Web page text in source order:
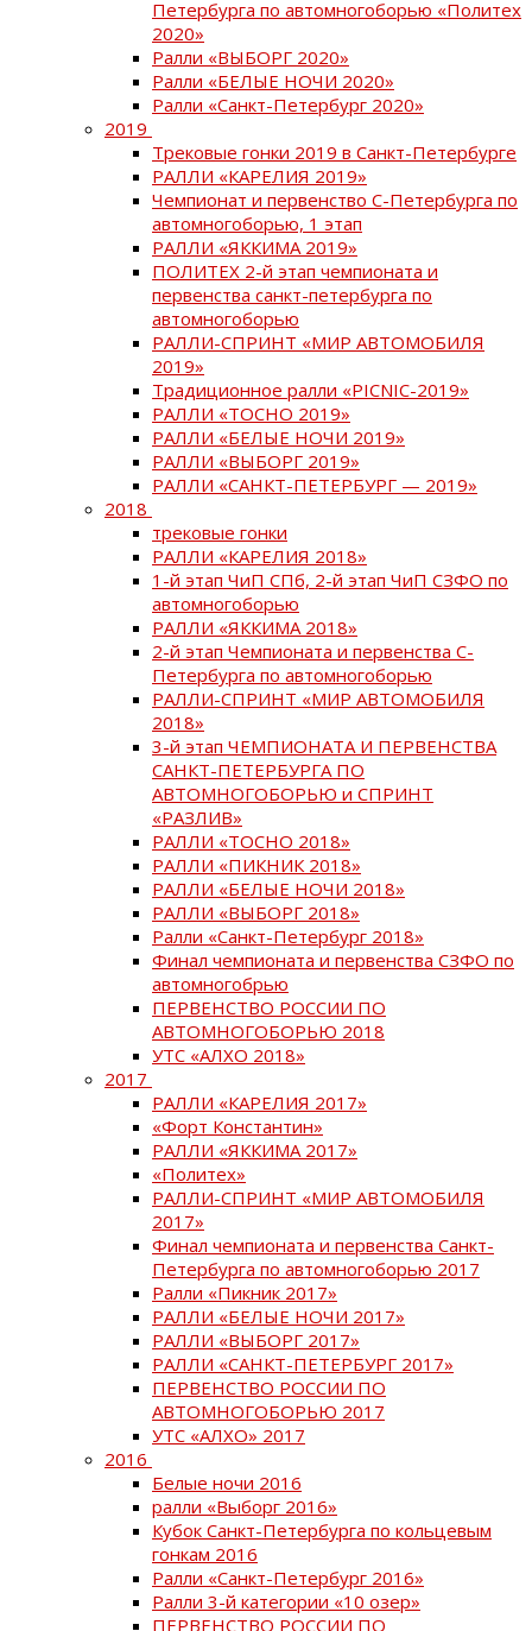
Петербурга по автомногоборью «Политех
2020»
Ралли «ВЫБОРГ 2020»
Ралли «БЕЛЫЕ НОЧИ 2020»
Ралли «Санкт-Петербург 2020»
2019
Трековые гонки 2019 в Санкт-Петербурге
РАЛЛИ «КАРЕЛИЯ 2019»
Чемпионат и первенство С-Петербурга по
автомногоборью, 1 этап
РАЛЛИ «ЯККИМА 2019»
ПОЛИТЕХ 2-й этап чемпионата и
первенства санкт-петербурга по
автомногоборью
РАЛЛИ-СПРИНТ «МИР АВТОМОБИЛЯ
2019»
Традиционное ралли «PICNIC-2019»
РАЛЛИ «ТОСНО 2019»
РАЛЛИ «БЕЛЫЕ НОЧИ 2019»
РАЛЛИ «ВЫБОРГ 2019»
РАЛЛИ «САНКТ-ПЕТЕРБУРГ — 2019»
2018
трековые гонки
РАЛЛИ «КАРЕЛИЯ 2018»
1-й этап ЧиП СПб, 2-й этап ЧиП СЗФО по
автомногоборью
РАЛЛИ «ЯККИМА 2018»
2-й этап Чемпионата и первенства С-
Петербурга по автомногоборью
РАЛЛИ-СПРИНТ «МИР АВТОМОБИЛЯ
2018»
3-й этап ЧЕМПИОНАТА И ПЕРВЕНСТВА
САНКТ-ПЕТЕРБУРГА ПО
АВТОМНОГОБОРЬЮ и СПРИНТ
«РАЗЛИВ»
РАЛЛИ «ТОСНО 2018»
РАЛЛИ «ПИКНИК 2018»
РАЛЛИ «БЕЛЫЕ НОЧИ 2018»
РАЛЛИ «ВЫБОРГ 2018»
Ралли «Санкт-Петербург 2018»
Финал чемпионата и первенства СЗФО по
автомногобрью
ПЕРВЕНСТВО РОССИИ ПО
АВТОМНОГОБОРЬЮ 2018
УТС «АЛХО 2018»
2017
РАЛЛИ «КАРЕЛИЯ 2017»
«Форт Константин»
РАЛЛИ «ЯККИМА 2017»
«Политех»
РАЛЛИ-СПРИНТ «МИР АВТОМОБИЛЯ
2017»
Финал чемпионата и первенства Санкт-
Петербурга по автомногоборью 2017
Ралли «Пикник 2017»
РАЛЛИ «БЕЛЫЕ НОЧИ 2017»
РАЛЛИ «ВЫБОРГ 2017»
РАЛЛИ «САНКТ-ПЕТЕРБУРГ 2017»
ПЕРВЕНСТВО РОССИИ ПО
АВТОМНОГОБОРЬЮ 2017
УТС «АЛХО» 2017
2016
Белые ночи 2016
ралли «Выборг 2016»
Кубок Санкт-Петербурга по кольцевым
гонкам 2016
Ралли «Санкт-Петербург 2016»
Ралли 3-й категории «10 озер»
ПЕРВЕНСТВО РОССИИ ПО